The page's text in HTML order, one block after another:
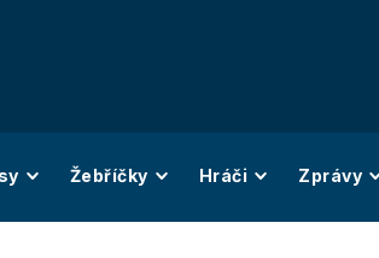
Žebříčky Hráči Zprávy